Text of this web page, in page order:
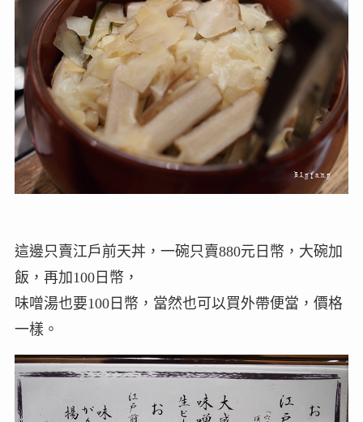
這邊只賣江戶前天丼，一碗只賣880元日幣，大碗加
飯，再加100日幣，
味噌湯也要100日幣，當然也可以買外帶便當，價格
一樣。